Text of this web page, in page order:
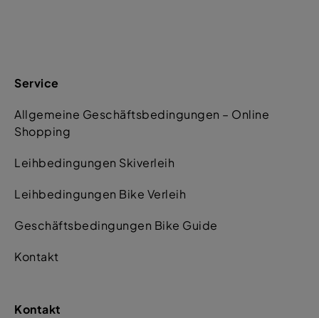
Service
Allgemeine Geschäftsbedingungen – Online
Shopping
Leihbedingungen Skiverleih
Leihbedingungen Bike Verleih
Geschäftsbedingungen Bike Guide
Kontakt
Kontakt